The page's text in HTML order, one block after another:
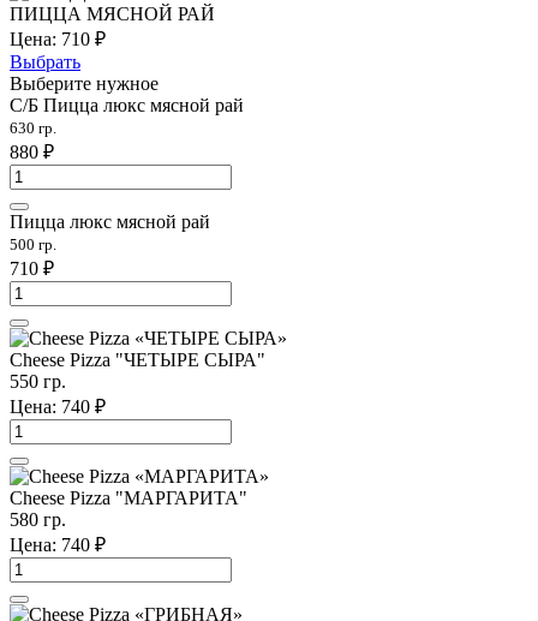
ПИЦЦА МЯСНОЙ РАЙ
Цена: 710 ₽
Выбрать
Выберите нужное
С/Б Пицца люкс мясной рай
630 гр.
880 ₽
Пицца люкс мясной рай
500 гр.
710 ₽
Cheese Pizza "ЧЕТЫРЕ СЫРА"
550 гр.
Цена: 740 ₽
Cheese Pizza "МАРГАРИТА"
580 гр.
Цена: 740 ₽